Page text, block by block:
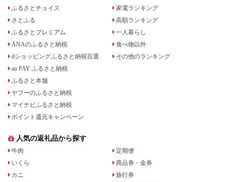
ふるさとチョイス
さとふる
ふるさとプレミアム
ANAのふるさと納税
dショッピングふるさと納税百選
au PAY ふるさと納税
ふるさと本舗
ヤフーのふるさと納税
マイナビふるさと納税
ポイント還元キャンペーン
家電ランキング
高額ランキング
一人暮らし
食べ物以外
その他のランキング
人気の返礼品から探す
牛肉
いくら
カニ
定期便
商品券・金券
旅行券